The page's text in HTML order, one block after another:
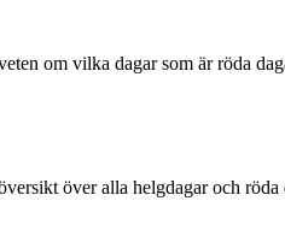
om vilka dagar som är röda
över alla helgdagar och röda